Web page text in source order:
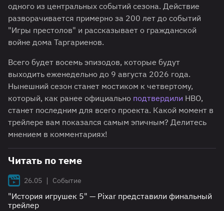
одного из центральных событий сезона. Действие
разворачивается примерно за 200 лет до событий
"Игры престолов" и рассказывает о гражданской
войне дома Таргариенов.
Всего будет восемь эпизодов, которые будут
выходить еженедельно до 9 августа 2026 года.
Нынешний сезон станет мостиком к четвертому,
который, как ранее официально подтвердили HBO,
станет последним для всего проекта. Какой момент в
трейлере вам показался самым эпичным? Делитесь
мнением в комментариях!
Читать по теме
26.05 | Событие
"История игрушек 5" — Pixar представили финальный
трейлер